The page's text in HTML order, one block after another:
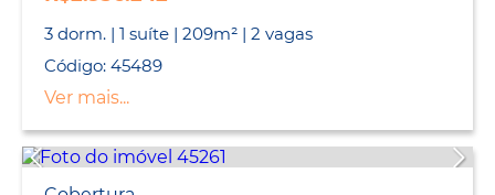
3 dorm. | 1 suíte | 209m² | 2 vagas
Código: 45489
Ver mais...